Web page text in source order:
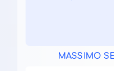
MASSIMO